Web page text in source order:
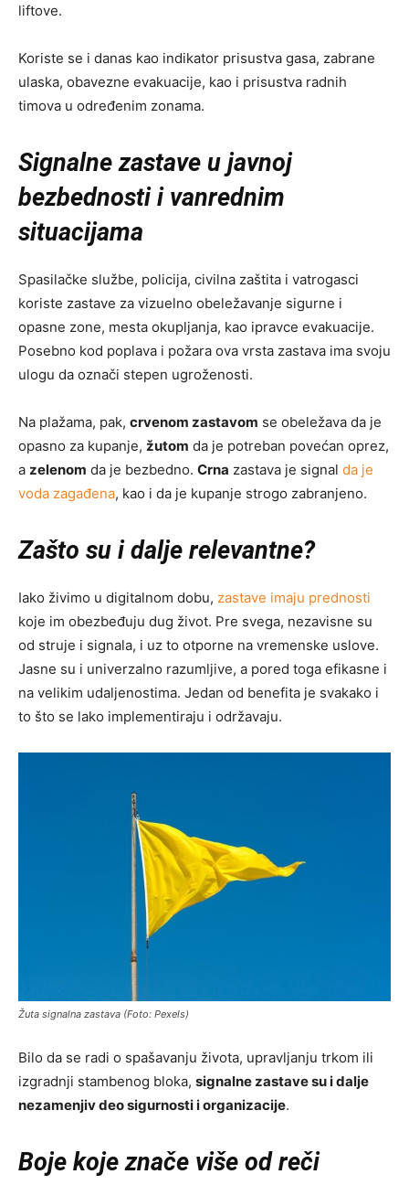
liftove.
Koriste se i danas kao indikator prisustva gasa, zabrane
ulaska, obavezne evakuacije, kao i prisustva radnih
timova u određenim zonama.
Signalne zastave u javnoj
bezbednosti i vanrednim
situacijama
Spasilačke službe, policija, civilna zaštita i vatrogasci
koriste zastave za vizuelno obeležavanje sigurne i
opasne zone, mesta okupljanja, kao ipravce evakuacije.
Posebno kod poplava i požara ova vrsta zastava ima svoju
ulogu da označi stepen ugroženosti.
Na plažama, pak, crvenom zastavom se obeležava da je
opasno za kupanje, žutom da je potreban povećan oprez,
a zelenom da je bezbedno. Crna zastava je signal da je
voda zagađena, kao i da je kupanje strogo zabranjeno.
Zašto su i dalje relevantne?
Iako živimo u digitalnom dobu, zastave imaju prednosti
koje im obezbeđuju dug život. Pre svega, nezavisne su
od struje i signala, i uz to otporne na vremenske uslove.
Jasne su i univerzalno razumljive, a pored toga efikasne i
na velikim udaljenostima. Jedan od benefita je svakako i
to što se lako implementiraju i održavaju.
Žuta signalna zastava (Foto: Pexels)
Bilo da se radi o spašavanju života, upravljanju trkom ili
izgradnji stambenog bloka, signalne zastave su i dalje
nezamenjiv deo sigurnosti i organizacije.
Boje koje znače više od reči